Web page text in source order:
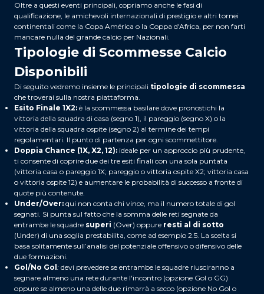
Oltre a questi eventi principali, copriamo anche le fasi di
qualificazione, le amichevoli internazionali di prestigio e altri tornei
continentali come la Copa América o la Coppa d'Africa, per non farti
mancare nulla del grande calcio per Nazionali.
Tipologie di Scommesse Calcio
Disponibili
Di seguito vedremo insieme le principali tipologie di scommessa
che troverai sulla nostra piattaforma.
Esito Finale 1X2: è la scommessa basilare dove pronostichi la
vittoria della squadra di casa (segno 1), il pareggio (segno X) o la
vittoria della squadra ospite (segno 2) al termine dei tempi
regolamentari. Il punto di partenza per ogni scommettitore.
Doppia Chance (1X, X2, 12): ideale per un approccio più prudente,
ti consente di coprire due dei tre esiti finali con una sola puntata
(vittoria casa o pareggio 1X; pareggio o vittoria ospite X2; vittoria casa
o vittoria ospite 12) e aumentare le probabilità di successo a fronte di
quote più contenute.
Under/Over: qui non conta chi vince, ma il numero totale di gol
segnati. Si punta sul fatto che la somma delle reti segnate da
entrambe le squadre superi (Over) oppure resti al di sotto
(Under) di una soglia prestabilita, come ad esempio 2.5. La scelta si
basa solitamente sull’analisi del potenziale offensivo o difensivo delle
due formazioni.
Gol/No Gol : devi prevedere se entrambe le squadre riusciranno a
segnare almeno una rete durante l'incontro (opzione Gol o GG)
oppure se almeno una delle due rimarrà a secco (opzione No Gol o